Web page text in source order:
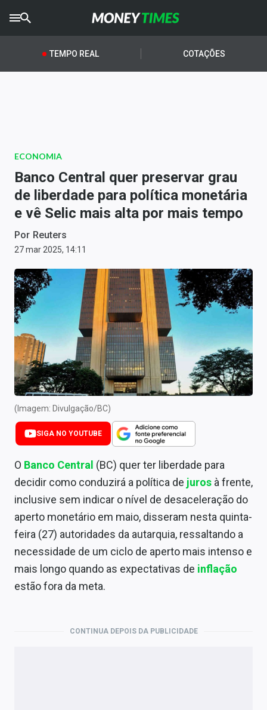
CRYPTOTIMES
AGROTIMES
Newsletters
Money Trader
Anuncie
Últimas Notícias
Newsletters
Cotações
Comprar ou vender?
Carteiras Recomendadas
Central de Dividendos
Central de Fundos Imobiliários
Central dos IPOs
Renda Fixa
Finanças Pessoais
Mercados
Economia
Empresas
Brasil
TEMPO REAL COTAÇÕES
ECONOMIA
Banco Central quer preservar grau
de liberdade para política monetária
e vê Selic mais alta por mais tempo
Por Reuters
27 mar 2025, 14:11
(Imagem: Divulgação/BC)
SIGA NO YOUTUBE
O Banco Central (BC) quer ter liberdade para
decidir como conduzirá a política de juros à frente,
inclusive sem indicar o nível de desaceleração do
aperto monetário em maio, disseram nesta quinta-
feira (27) autoridades da autarquia, ressaltando a
necessidade de um ciclo de aperto mais intenso e
mais longo quando as expectativas de inflação
estão fora da meta.
CONTINUA DEPOIS DA PUBLICIDADE